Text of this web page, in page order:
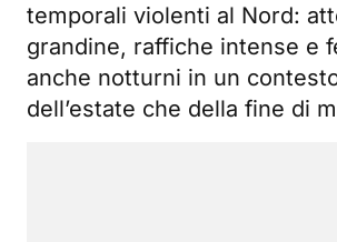
temporali violenti al Nord:
grandine, raffiche intense e
anche notturni in un
dell’estate che della fine di